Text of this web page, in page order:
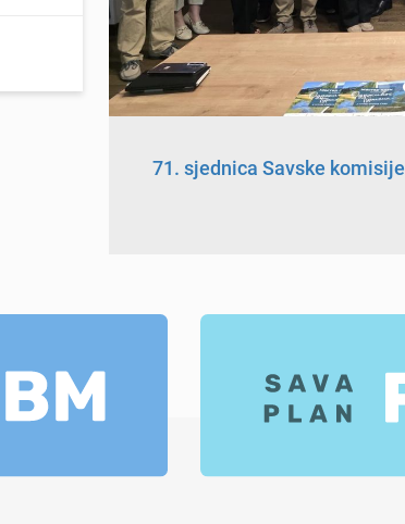
71. sjednica Savske komisije